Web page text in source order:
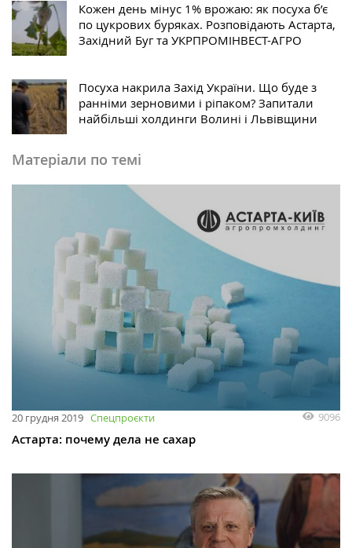
Кожен день мінус 1% врожаю: як посуха б’є
по цукрових буряках. Розповідають Астарта,
Західний Буг та УКРПРОМІНВЕСТ-АГРО
Посуха накрила Захід України. Що буде з
ранніми зерновими і ріпаком? Запитали
найбільші холдинги Волині і Львівщини
Матеріали по темі
20 грудня 2019 Спецпроєкти 9096
Астарта: почему дела не сахар